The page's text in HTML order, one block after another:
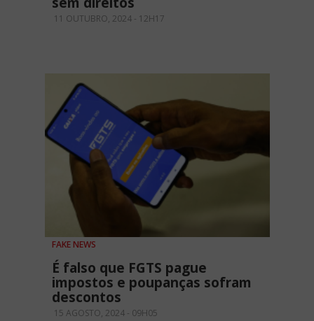
11 OUTUBRO, 2024 - 12H17
FAKE NEWS
É falso que FGTS pague
impostos e poupanças sofram
descontos
15 AGOSTO, 2024 - 09H05